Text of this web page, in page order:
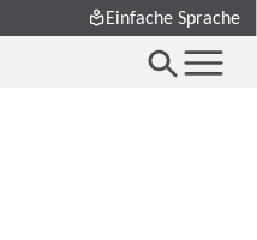
Einfache Sprache